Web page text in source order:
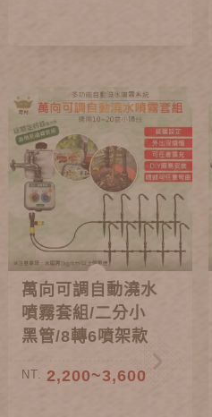
萬向可調自動澆水
噴霧套組/二分小
黑管/8轉6噴架款
NT. 2,200~3,600